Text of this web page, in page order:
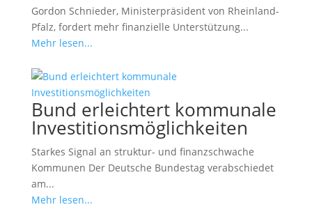
Gordon Schnieder, Ministerpräsident von Rheinland-
Pfalz, fordert mehr finanzielle Unterstützung...
Mehr lesen...
Bund erleichtert kommunale
Investitionsmöglichkeiten
Starkes Signal an struktur- und finanzschwache
Kommunen Der Deutsche Bundestag verabschiedet
am...
Mehr lesen...